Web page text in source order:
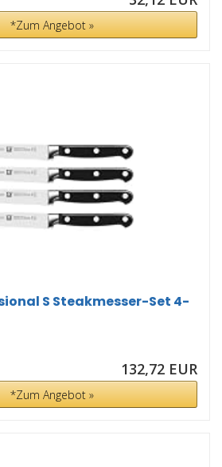
*Zum Angebot »
S Steakmesser-Set 4-
132,72 EUR
*Zum Angebot »